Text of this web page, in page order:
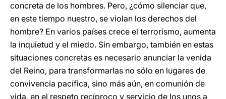
concreta de los hombres. Pero, ¿cómo silenciar que,
en este tiempo nuestro, se violan los derechos del
hombre? En varios países crece el terrorismo, aumenta
la inquietud y el miedo. Sin embargo, también en estas
situaciones concretas es necesario anunciar la venida
del Reino, para transformarlas no sólo en lugares de
convivencia pacífica, sino más aún, en comunión de
vida, en el respeto recíproco y servicio de los unos a